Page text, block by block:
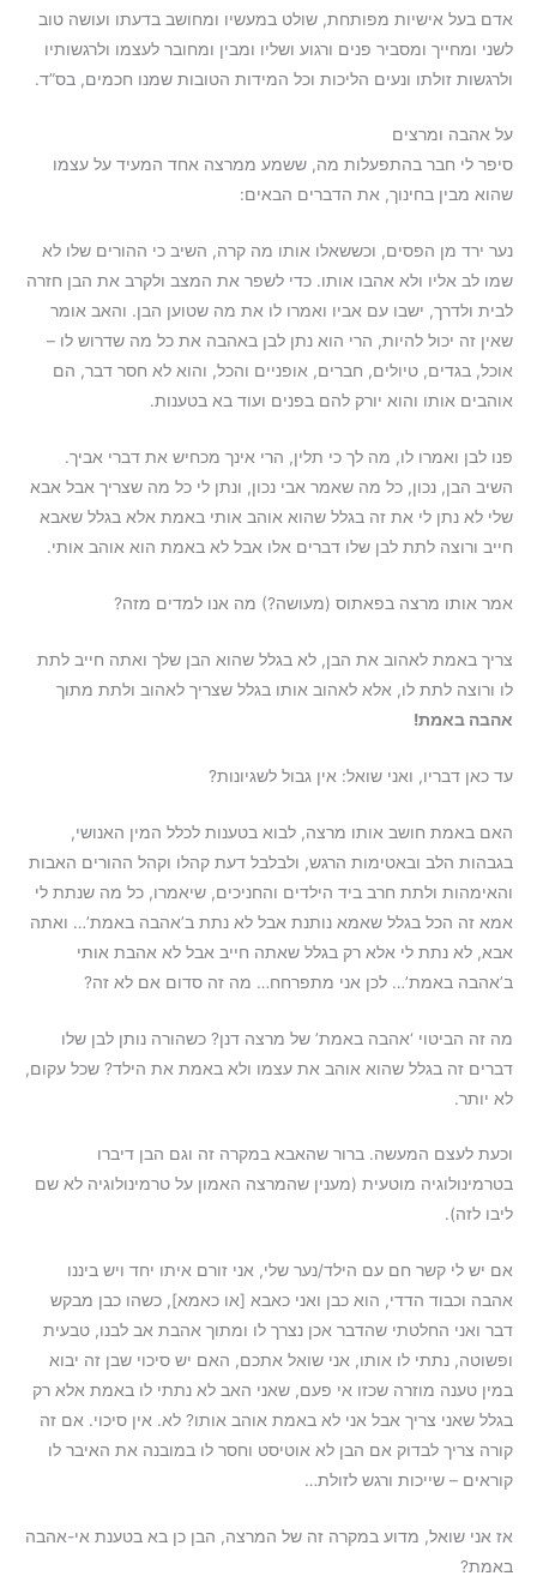
אדם בעל אישיות מפותחת, שולט במעשיו ומחושב בדעתו ועושה טוב
לשני ומחייך ומסביר פנים ורגוע ושליו ומבין ומחובר לעצמו ולרגשותיו
ולרגשות זולתו ונעים הליכות וכל המידות הטובות שמנו חכמים, בס”ד.
על אהבה ומרצים
סיפר לי חבר בהתפעלות מה, ששמע ממרצה אחד המעיד על עצמו
שהוא מבין בחינוך, את הדברים הבאים:
נער ירד מן הפסים, וכששאלו אותו מה קרה, השיב כי ההורים שלו לא
שמו לב אליו ולא אהבו אותו. כדי לשפר את המצב ולקרב את הבן חזרה
לבית ולדרך, ישבו עם אביו ואמרו לו את מה שטוען הבן. והאב אומר
שאין זה יכול להיות, הרי הוא נתן לבן באהבה את כל מה שדרוש לו –
אוכל, בגדים, טיולים, חברים, אופניים והכל, והוא לא חסר דבר, הם
אוהבים אותו והוא יורק להם בפנים ועוד בא בטענות.
פנו לבן ואמרו לו, מה לך כי תלין, הרי אינך מכחיש את דברי אביך.
השיב הבן, נכון, כל מה שאמר אבי נכון, ונתן לי כל מה שצריך אבל אבא
שלי לא נתן לי את זה בגלל שהוא אוהב אותי באמת אלא בגלל שאבא
חייב ורוצה לתת לבן שלו דברים אלו אבל לא באמת הוא אוהב אותי.
אמר אותו מרצה בפאתוס (מעושה?) מה אנו למדים מזה?
צריך באמת לאהוב את הבן, לא בגלל שהוא הבן שלך ואתה חייב לתת
לו ורוצה לתת לו, אלא לאהוב אותו בגלל שצריך לאהוב ולתת מתוך
אהבה באמת!
עד כאן דבריו, ואני שואל: אין גבול לשגיונות?
האם באמת חושב אותו מרצה, לבוא בטענות לכלל המין האנושי,
בגבהות הלב ובאטימות הרגש, ולבלבל דעת קהלו וקהל ההורים האבות
והאימהות ולתת חרב ביד הילדים והחניכים, שיאמרו, כל מה שנתת לי
אמא זה הכל בגלל שאמא נותנת אבל לא נתת ב’אהבה באמת’… ואתה
אבא, לא נתת לי אלא רק בגלל שאתה חייב אבל לא אהבת אותי
ב’אהבה באמת’… לכן אני מתפרחח… מה זה סדום אם לא זה?
מה זה הביטוי ‘אהבה באמת’ של מרצה דנן? כשהורה נותן לבן שלו
דברים זה בגלל שהוא אוהב את עצמו ולא באמת את הילד? שכל עקום,
לא יותר.
וכעת לעצם המעשה. ברור שהאבא במקרה זה וגם הבן דיברו
בטרמינולוגיה מוטעית (מענין שהמרצה האמון על טרמינולוגיה לא שם
ליבו לזה).
אם יש לי קשר חם עם הילד/נער שלי, אני זורם איתו יחד ויש ביננו
אהבה וכבוד הדדי, הוא כבן ואני כאבא [או כאמא], כשהו כבן מבקש
דבר ואני החלטתי שהדבר אכן נצרך לו ומתוך אהבת אב לבנו, טבעית
ופשוטה, נתתי לו אותו, אני שואל אתכם, האם יש סיכוי שבן זה יבוא
במין טענה מוזרה שכזו אי פעם, שאני האב לא נתתי לו באמת אלא רק
בגלל שאני צריך אבל אני לא באמת אוהב אותו? לא. אין סיכוי. אם זה
קורה צריך לבדוק אם הבן לא אוטיסט וחסר לו במובנה את האיבר לו
קוראים – שייכות ורגש לזולת…
אז אני שואל, מדוע במקרה זה של המרצה, הבן כן בא בטענת אי-אהבה
באמת?